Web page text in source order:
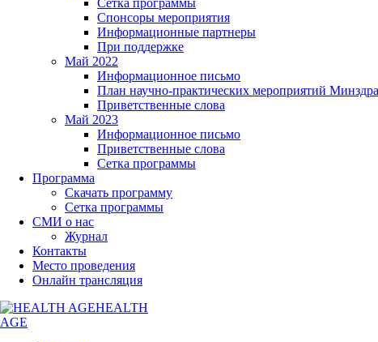
Сетка программы
Спонсоры мероприятия
Информационные партнеры
При поддержке
Май 2022
Информационное письмо
План научно-практических мероприятий
Приветственные слова
Май 2023
Информационное письмо
Приветственные слова
Сетка программы
Программа
Скачать программу
Сетка программы
СМИ о нас
Журнал
Контакты
Место проведения
Онлайн трансляция
HEALTH
AGE